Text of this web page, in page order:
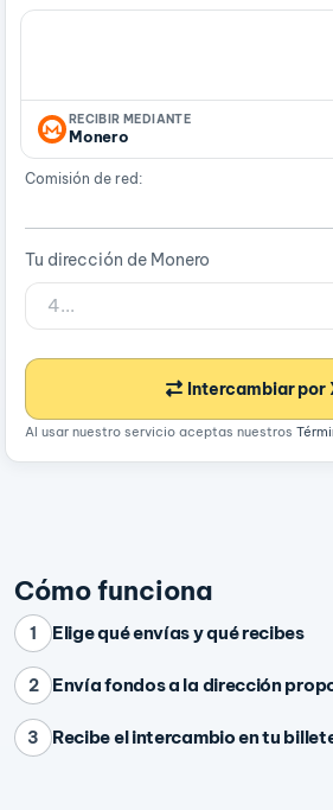
RECIBIR MEDIANTE
Monero
Comisión de red:
Tu dirección de Monero
Intercambiar por
Al usar nuestro servicio aceptas nuestros
Cómo funciona
1 Elige qué envías y qué recibes
2 Envía fondos a la dirección
3 Recibe el intercambio en tu